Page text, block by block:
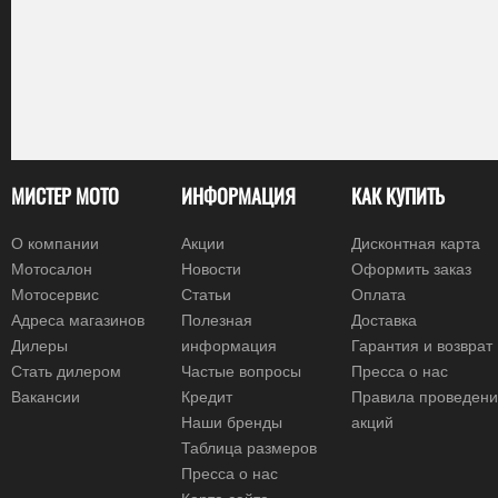
МИСТЕР МОТО
О компании
Мотосалон
Мотосервис
Адреса магазинов
Дилеры
Стать дилером
Вакансии
ИНФОРМАЦИЯ
Акции
Новости
Статьи
Полезная
информация
Частые вопросы
Кредит
Наши бренды
Таблица размеров
Пресса о нас
КАК КУПИТЬ
Дисконтная карта
Оформить заказ
Оплата
Доставка
Гарантия и возврат
Пресса о нас
Правила
акций